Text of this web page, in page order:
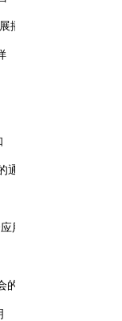
播计划
通知
用征集
的通知